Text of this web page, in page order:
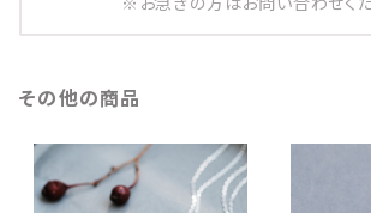
その他の商品